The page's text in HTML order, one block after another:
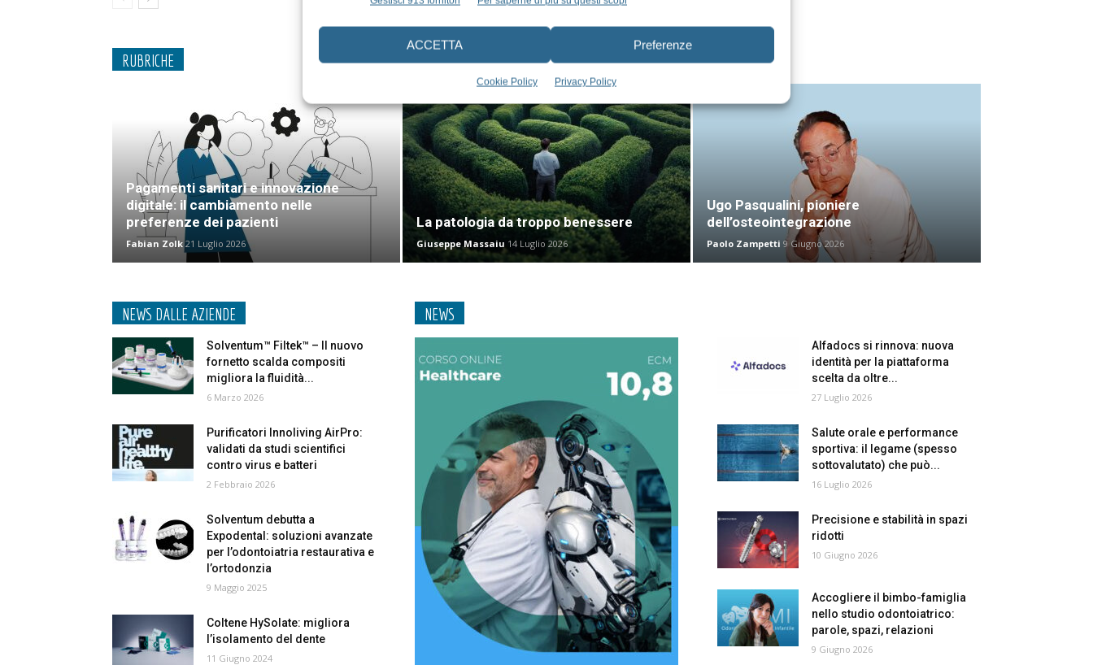
ACCETTA Preferenze
Cookie Policy Privacy Policy
RUBRICHE
Pagamenti sanitari e innovazione
digitale: il cambiamento nelle
preferenze dei pazienti
Fabian Zolk 21 Luglio 2026
La patologia da troppo benessere
Giuseppe Massaiu 14 Luglio 2026
Ugo Pasqualini, pioniere
dell’osteointegrazione
Paolo Zampetti 9 Giugno 2026
NEWS DALLE AZIENDE
Solventum™ Filtek™ – Il nuovo
fornetto scalda compositi
migliora la fluidità...
6 Marzo 2026
Purificatori Innoliving AirPro:
validati da studi scientifici
contro virus e batteri
2 Febbraio 2026
Solventum debutta a
Expodental: soluzioni avanzate
per l’odontoiatria restaurativa e
l’ortodonzia
9 Maggio 2025
Coltene HySolate: migliora
l’isolamento del dente
11 Giugno 2024
NEWS
Alfadocs si rinnova: nuova
identità per la piattaforma
scelta da oltre...
27 Luglio 2026
Salute orale e performance
sportiva: il legame (spesso
sottovalutato) che può...
16 Luglio 2026
Precisione e stabilità in spazi
ridotti
10 Giugno 2026
Accogliere il bimbo-famiglia
nello studio odontoiatrico:
parole, spazi, relazioni
9 Giugno 2026